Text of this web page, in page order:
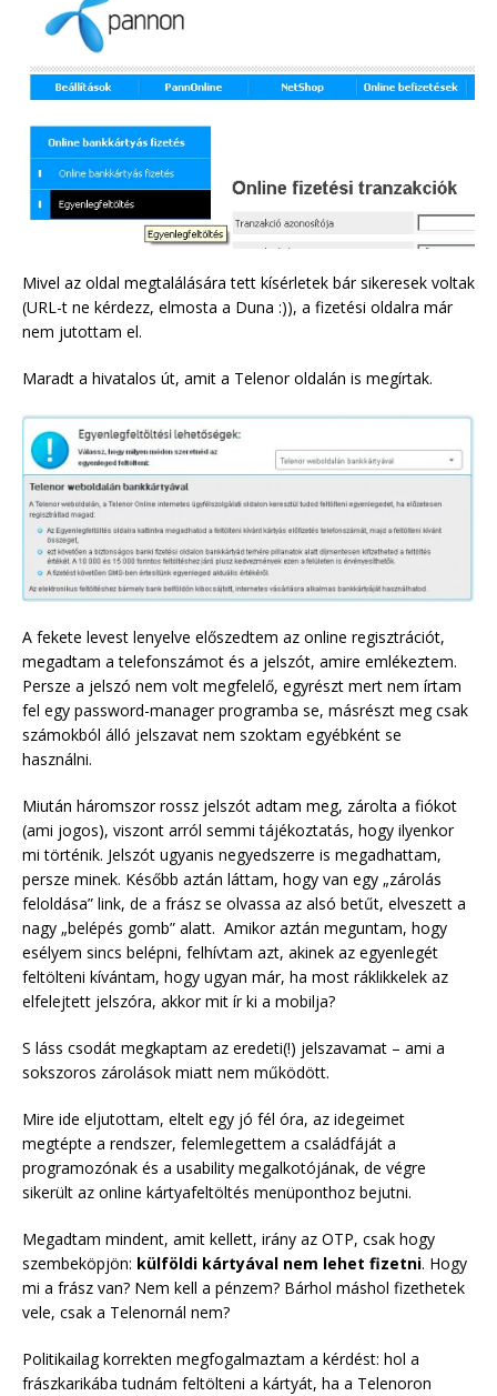
Mivel az oldal megtalálására tett kísérletek bár sikeresek voltak
(URL-t ne kérdezz, elmosta a Duna :)), a fizetési oldalra már
nem jutottam el.
Maradt a hivatalos út, amit a Telenor oldalán is megírtak.
A fekete levest lenyelve előszedtem az online regisztrációt,
megadtam a telefonszámot és a jelszót, amire emlékeztem.
Persze a jelszó nem volt megfelelő, egyrészt mert nem írtam
fel egy password-manager programba se, másrészt meg csak
számokból álló jelszavat nem szoktam egyébként se
használni.
Miután háromszor rossz jelszót adtam meg, zárolta a fiókot
(ami jogos), viszont arról semmi tájékoztatás, hogy ilyenkor
mi történik. Jelszót ugyanis negyedszerre is megadhattam,
persze minek. Később aztán láttam, hogy van egy „zárolás
feloldása” link, de a frász se olvassa az alsó betűt, elveszett a
nagy „belépés gomb” alatt. Amikor aztán meguntam, hogy
esélyem sincs belépni, felhívtam azt, akinek az egyenlegét
feltölteni kívántam, hogy ugyan már, ha most ráklikkelek az
elfelejtett jelszóra, akkor mit ír ki a mobilja?
S láss csodát megkaptam az eredeti(!) jelszavamat – ami a
sokszoros zárolások miatt nem működött.
Mire ide eljutottam, eltelt egy jó fél óra, az idegeimet
megtépte a rendszer, felemlegettem a családfáját a
programozónak és a usability megalkotójának, de végre
sikerült az online kártyafeltöltés menüponthoz bejutni.
Megadtam mindent, amit kellett, irány az OTP, csak hogy
szembeköpjön: külföldi kártyával nem lehet fizetni. Hogy
mi a frász van? Nem kell a pénzem? Bárhol máshol fizethetek
vele, csak a Telenornál nem?
Politikailag korrekten megfogalmaztam a kérdést: hol a
frászkarikába tudnám feltölteni a kártyát, ha a Telenoron